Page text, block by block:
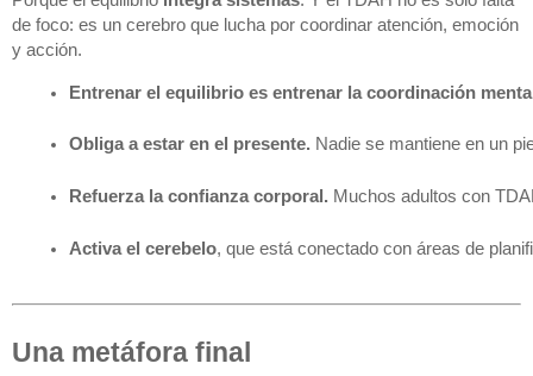
de foco: es un cerebro que lucha por coordinar atención, emoción
y acción.
Entrenar el equilibrio es entrenar la coordinación
Obliga a estar en el presente. Nadie se mantiene en un
Refuerza la confianza corporal. Muchos adultos con
Activa el cerebelo, que está conectado con áreas de
Una metáfora final